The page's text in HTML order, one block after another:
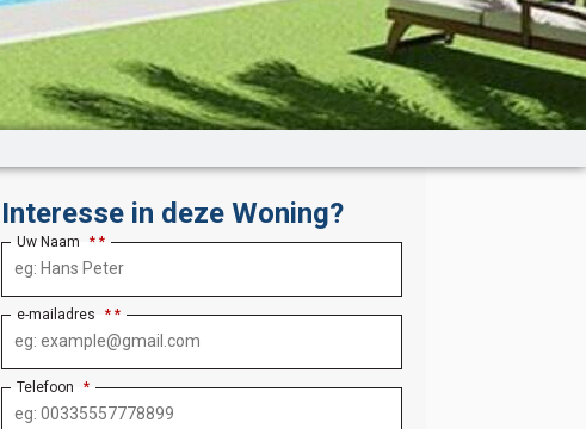
Interesse in deze Woning?
Uw Naam *
e-mailadres *
Telefoon *